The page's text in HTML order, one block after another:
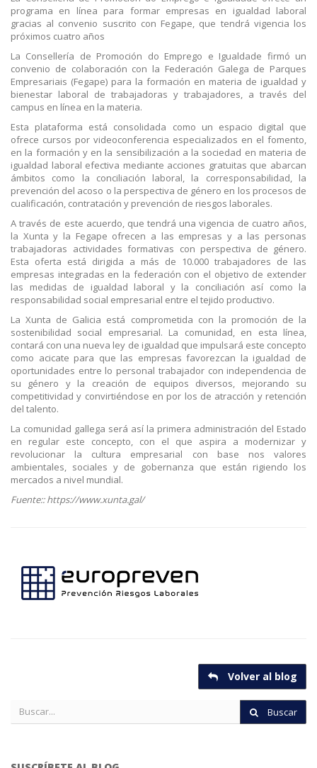
programa en línea para formar empresas en igualdad laboral
gracias al convenio suscrito con Fegape, que tendrá vigencia los
próximos cuatro años
La Consellería de Promoción do Emprego e Igualdade firmó un
convenio de colaboración con la Federación Galega de Parques
Empresariais (Fegape) para la formación en materia de igualdad y
bienestar laboral de trabajadoras y trabajadores, a través del
campus en línea en la materia.
Esta plataforma está consolidada como un espacio digital que
ofrece cursos por videoconferencia especializados en el fomento,
en la formación y en la sensibilización a la sociedad en materia de
igualdad laboral efectiva mediante acciones gratuitas que abarcan
ámbitos como la conciliación laboral, la corresponsabilidad, la
prevención del acoso o la perspectiva de género en los procesos de
cualificación, contratación y prevención de riesgos laborales.
A través de este acuerdo, que tendrá una vigencia de cuatro años,
la Xunta y la Fegape ofrecen a las empresas y a las personas
trabajadoras actividades formativas con perspectiva de género.
Esta oferta está dirigida a más de 10.000 trabajadores de las
empresas integradas en la federación con el objetivo de extender
las medidas de igualdad laboral y la conciliación así como la
responsabilidad social empresarial entre el tejido productivo.
La Xunta de Galicia está comprometida con la promoción de la
sostenibilidad social empresarial. La comunidad, en esta línea,
contará con una nueva ley de igualdad que impulsará este concepto
como acicate para que las empresas favorezcan la igualdad de
oportunidades entre lo personal trabajador con independencia de
su género y la creación de equipos diversos, mejorando su
competitividad y convirtiéndose en por los de atracción y retención
del talento.
La comunidad gallega será así la primera administración del Estado
en regular este concepto, con el que aspira a modernizar y
revolucionar la cultura empresarial con base nos valores
ambientales, sociales y de gobernanza que están rigiendo los
mercados a nivel mundial.
Fuente:: https://www.xunta.gal/
Volver al blog
Buscar